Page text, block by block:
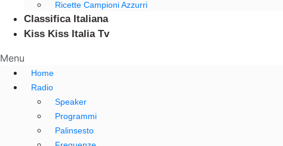
Ricette Campioni Azzurri
Classifica Italiana
Kiss Kiss Italia Tv
Menu
Home
Radio
Speaker
Programmi
Palinsesto